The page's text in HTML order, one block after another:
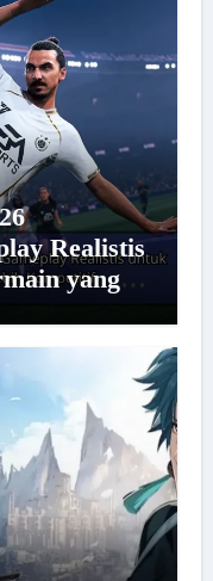
Realistis
yang